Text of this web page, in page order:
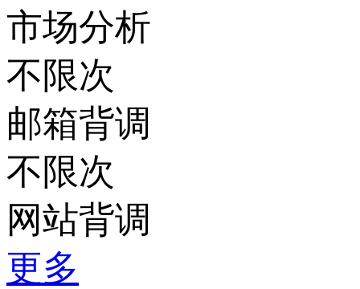
市场分析
不限次
邮箱背调
不限次
网站背调
更多